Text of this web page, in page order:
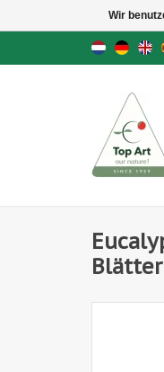
Wir